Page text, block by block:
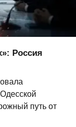
Россия
путь от